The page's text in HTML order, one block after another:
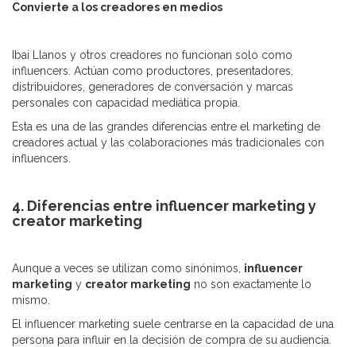
Convierte a los creadores en medios
Ibai Llanos y otros creadores no funcionan solo como
influencers. Actúan como productores, presentadores,
distribuidores, generadores de conversación y marcas
personales con capacidad mediática propia.
Esta es una de las grandes diferencias entre el marketing de
creadores actual y las colaboraciones más tradicionales con
influencers.
4. Diferencias entre influencer marketing y
creator marketing
Aunque a veces se utilizan como sinónimos, influencer
marketing y creator marketing no son exactamente lo
mismo.
El influencer marketing suele centrarse en la capacidad de una
persona para influir en la decisión de compra de su audiencia.